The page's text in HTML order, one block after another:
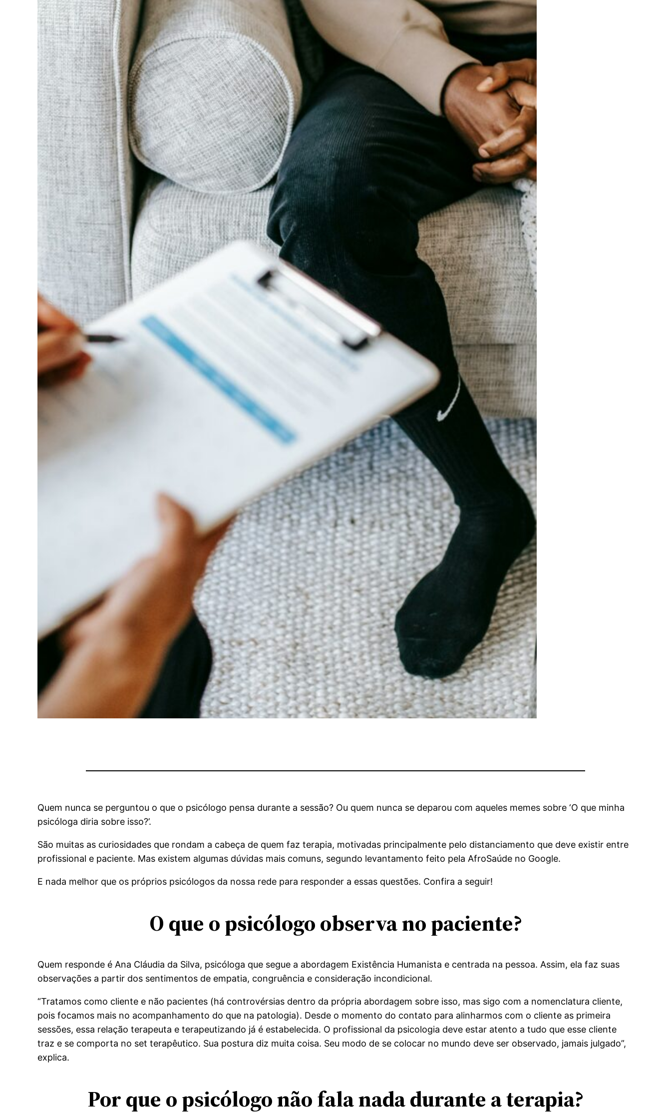
Quem nunca se perguntou o que o psicólogo pensa durante a sessão? Ou quem nunca se deparou com aqueles memes sobre ‘O que minha
psicóloga diria sobre isso?’.
São muitas as curiosidades que rondam a cabeça de quem faz terapia, motivadas principalmente pelo distanciamento que deve existir entre
profissional e paciente. Mas existem algumas dúvidas mais comuns, segundo levantamento feito pela AfroSaúde no Google.
E nada melhor que os próprios psicólogos da nossa rede para responder a essas questões. Confira a seguir!
O que o psicólogo observa no paciente?
Quem responde é Ana Cláudia da Silva, psicóloga que segue a abordagem Existência Humanista e centrada na pessoa. Assim, ela faz suas
observações a partir dos sentimentos de empatia, congruência e consideração incondicional.
“Tratamos como cliente e não pacientes (há controvérsias dentro da própria abordagem sobre isso, mas sigo com a nomenclatura cliente,
pois focamos mais no acompanhamento do que na patologia). ⁠Desde o momento do contato para alinharmos com o cliente as primeira
sessões, essa relação terapeuta e terapeutizando já é estabelecida. O profissional da psicologia deve estar atento a tudo que esse cliente
traz e se comporta no set terapêutico. Sua postura diz muita coisa. Seu modo de se colocar no mundo deve ser observado, jamais julgado”,
explica.
Por que o psicólogo não fala nada durante a terapia?